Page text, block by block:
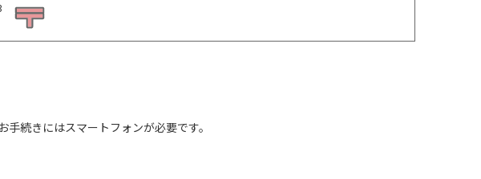
続きにはスマートフォンが必要です。